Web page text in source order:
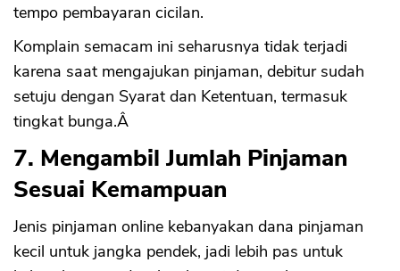
tempo pembayaran cicilan.
Komplain semacam ini seharusnya tidak terjadi
karena saat mengajukan pinjaman, debitur sudah
setuju dengan Syarat dan Ketentuan, termasuk
tingkat bunga.Â
7. Mengambil Jumlah Pinjaman
Sesuai Kemampuan
Jenis pinjaman online kebanyakan dana pinjaman
kecil untuk jangka pendek, jadi lebih pas untuk